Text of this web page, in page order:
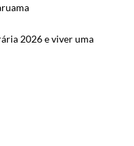
2026 e viver uma